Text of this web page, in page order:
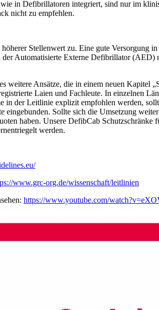
in Defibrillatoren integriert, sind nur im
nicht zu empfehlen.
Stellenwert zu. Eine gute Versorgung
Automatisierte Externe Defibrillator
weitere Ansätze, die in einem neuen Kapitel
Laien und Fachleute. In einzelnen
in der Leitlinie explizit empfohlen werden,
Sollte sich die Umsetzung
haben. Unsere DefibCab Schutzschränke
werden.
www.grc-org.de/wissenschaft/leitlinien
https://www.youtube.com/